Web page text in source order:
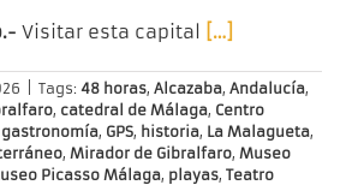
Visitar esta capital […]
Tags: 48 horas, Alcazaba, Andalucía,
, catedral de Málaga, Centro
gastronomía, GPS, historia, La Malagueta,
, Mirador de Gibralfaro, Museo
Picasso Málaga, playas, Teatro